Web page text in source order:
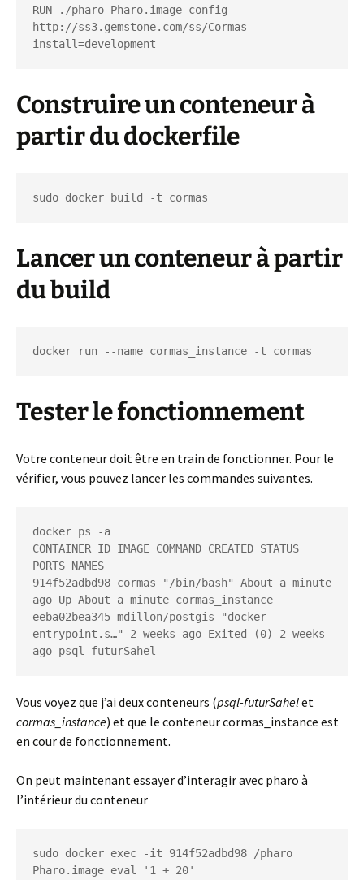
RUN ./pharo Pharo.image config
http://ss3.gemstone.com/ss/Cormas --
install=development
Construire un conteneur à
partir du dockerfile
sudo docker build -t cormas
Lancer un conteneur à partir
du build
docker run --name cormas_instance -t cormas
Tester le fonctionnement
Votre conteneur doit être en train de fonctionner. Pour le
vérifier, vous pouvez lancer les commandes suivantes.
docker ps -a
CONTAINER ID IMAGE COMMAND CREATED STATUS
PORTS NAMES
914f52adbd98 cormas "/bin/bash" About a minute
ago Up About a minute cormas_instance
eeba02bea345 mdillon/postgis "docker-
entrypoint.s…" 2 weeks ago Exited (0) 2 weeks
ago psql-futurSahel
Vous voyez que j’ai deux conteneurs (psql-futurSahelet
cormas_instance) et que le conteneur cormas_instance est
en cour de fonctionnement.
On peut maintenant essayer d’interagir avec pharo à
l’intérieur du conteneur
sudo docker exec -it 914f52adbd98 /pharo
Pharo.image eval '1 + 20'